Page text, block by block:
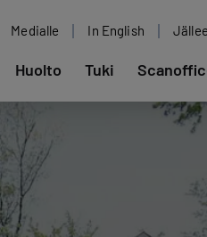
Medialle In English
Huolto Tuki